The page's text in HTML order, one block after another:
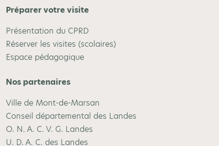
Préparer votre visite
Présentation du CPRD
Réserver les visites (scolaires)
Espace pédagogique
Nos partenaires
Ville de Mont-de-Marsan
Conseil départemental des Landes
O. N. A. C. V. G. Landes
U. D. A. C. des Landes